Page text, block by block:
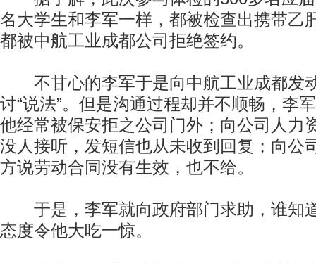
名大学生和李军一样，都被检查出携带乙
都被中航工业成都公司拒绝签约。
不甘心的李军于是向中航工业成都发
讨“说法”。但是沟通过程却并不顺畅，李
他经常被保安拒之公司门外；向公司人力
没人接听，发短信也从未收到回复；向公
方说劳动合同没有生效，也不给。
于是，李军就向政府部门求助，谁知
态度令他大吃一惊。